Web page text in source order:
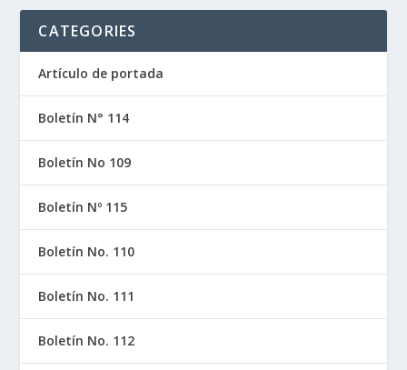
CATEGORIES
Artículo de portada
Boletín N° 114
Boletín No 109
Boletín Nº 115
Boletín No. 110
Boletín No. 111
Boletín No. 112